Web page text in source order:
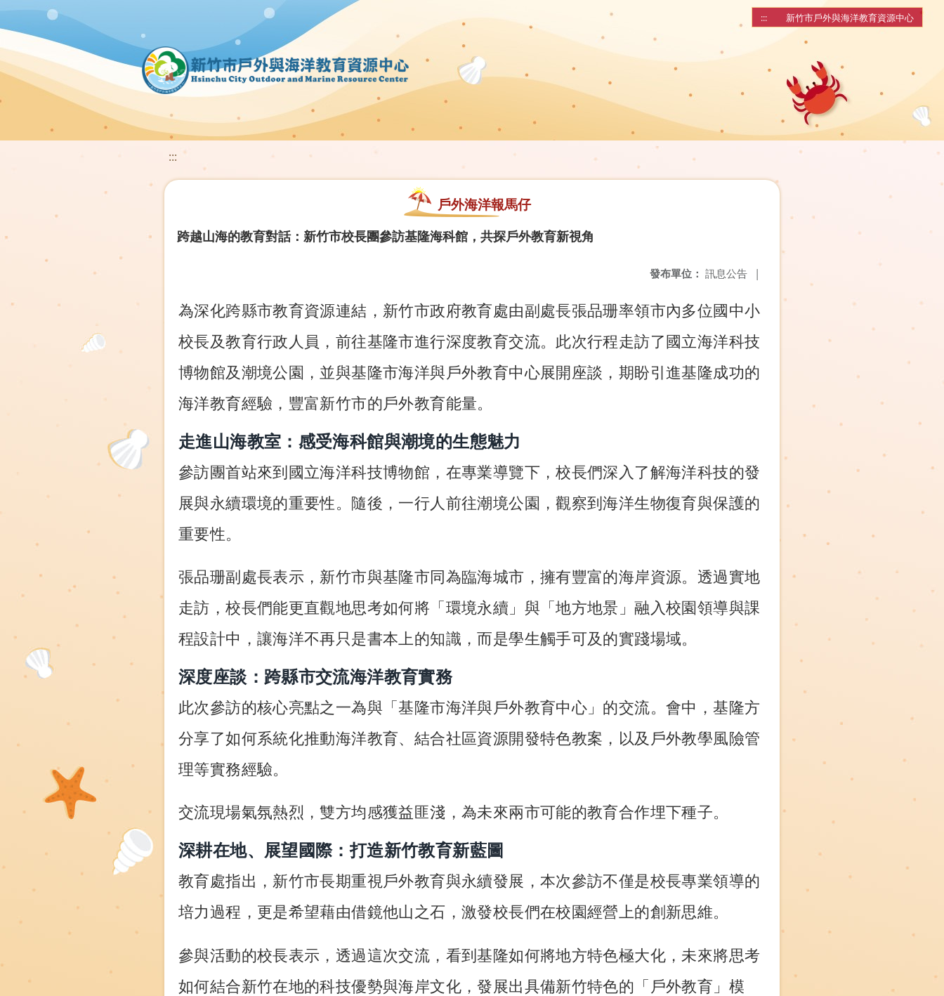
::: 新竹市戶外與海洋教育資源中心
:::
戶外海洋報馬仔
跨越山海的教育對話：新竹市校長團參訪基隆海科館，共探戶外教育新視角
發布單位： 訊息公告 |
為深化跨縣市教育資源連結，新竹市政府教育處由副處長張品珊率領市內多位國中小
校長及教育行政人員，前往基隆市進行深度教育交流。此次行程走訪了國立海洋科技
博物館及潮境公園，並與基隆市海洋與戶外教育中心展開座談，期盼引進基隆成功的
海洋教育經驗，豐富新竹市的戶外教育能量。
走進山海教室：感受海科館與潮境的生態魅力
參訪團首站來到國立海洋科技博物館，在專業導覽下，校長們深入了解海洋科技的發
展與永續環境的重要性。隨後，一行人前往潮境公園，觀察到海洋生物復育與保護的
重要性。
張品珊副處長表示，新竹市與基隆市同為臨海城市，擁有豐富的海岸資源。透過實地
走訪，校長們能更直觀地思考如何將「環境永續」與「地方地景」融入校園領導與課
程設計中，讓海洋不再只是書本上的知識，而是學生觸手可及的實踐場域。
深度座談：跨縣市交流海洋教育實務
此次參訪的核心亮點之一為與「基隆市海洋與戶外教育中心」的交流。會中，基隆方
分享了如何系統化推動海洋教育、結合社區資源開發特色教案，以及戶外教學風險管
理等實務經驗。
交流現場氣氛熱烈，雙方均感獲益匪淺，為未來兩市可能的教育合作埋下種子。
深耕在地、展望國際：打造新竹教育新藍圖
教育處指出，新竹市長期重視戶外教育與永續發展，本次參訪不僅是校長專業領導的
培力過程，更是希望藉由借鏡他山之石，激發校長們在校園經營上的創新思維。
參與活動的校長表示，透過這次交流，看到基隆如何將地方特色極大化，未來將思考
如何結合新竹在地的科技優勢與海岸文化，發展出具備新竹特色的「戶外教育」模